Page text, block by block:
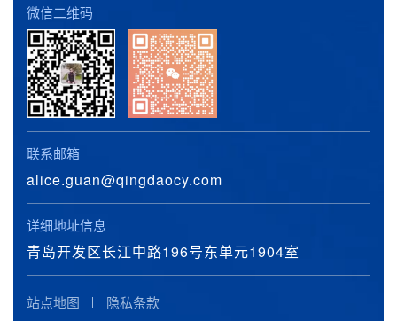
微信二维码
联系邮箱
alice.guan@qingdaocy.com
详细地址信息
青岛开发区长江中路196号东单元1904室
站点地图 隐私条款